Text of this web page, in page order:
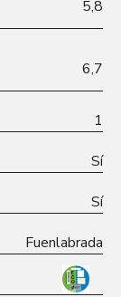
5,8
6,7
1
Sí
Sí
Fuenlabrada